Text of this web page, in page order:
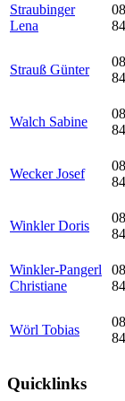
Straubinger
Lena
Strauß Günter
Walch Sabine
Wecker Josef
Winkler Doris
Winkler-Pangerl
Christiane
Wörl Tobias
Quicklinks